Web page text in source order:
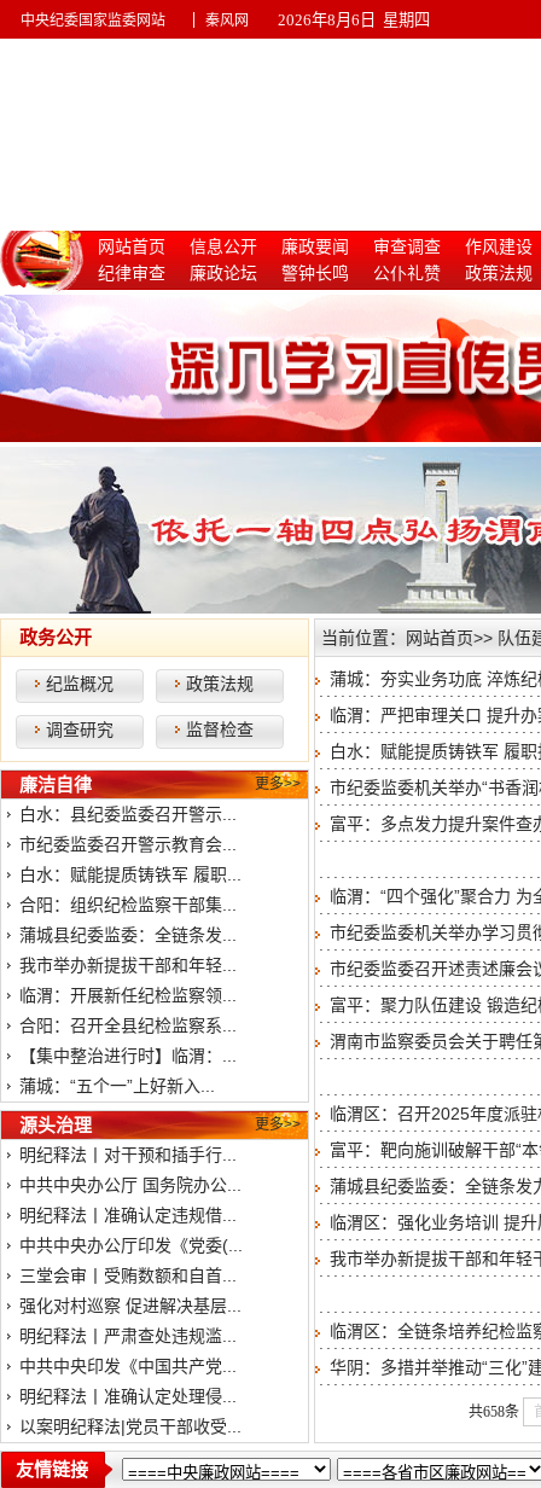
中央纪委国家监委网站 秦风网 2026年8月6日 星期四
网站首页 信息公开 廉政要闻 审查调查
作风建设
纪律审查
廉政论坛 警钟长鸣 公仆礼赞
政策法规
政务公开
纪监概况 政策法规
调查研究 监督检查
更多>>
廉洁自律
白水：县纪委监委召开警示...
市纪委监委召开警示教育会...
白水：赋能提质铸铁军 履职...
合阳：组织纪检监察干部集...
蒲城县纪委监委：全链条发...
我市举办新提拔干部和年轻...
临渭：开展新任纪检监察领...
合阳：召开全县纪检监察系...
【集中整治进行时】临渭：...
蒲城：“五个一”上好新入...
更多>>
源头治理
明纪释法丨对干预和插手行...
中共中央办公厅 国务院办公...
明纪释法丨准确认定违规借...
中共中央办公厅印发《党委(...
三堂会审丨受贿数额和自首...
强化对村巡察 促进解决基层...
明纪释法丨严肃查处违规滥...
中共中央印发《中国共产党...
明纪释法丨准确认定处理侵...
以案明纪释法|党员干部收受...
当前位置： 网站首页>> 队伍
蒲城：夯实业务功底 淬炼
临渭：严把审理关口 提升
白水：赋能提质铸铁军 履
市纪委监委机关举办“书香
富平：多点发力提升案件查
临渭：“四个强化”聚合力
市纪委监委机关举办学习贯
市纪委监委召开述责述廉会
富平：聚力队伍建设 锻造
渭南市监察委员会关于聘任
临渭区：召开2025年度派
富平：靶向施训破解干部“
蒲城县纪委监委：全链条发
临渭区：强化业务培训 提
我市举办新提拔干部和年轻
临渭区：全链条培养纪检监
华阴：多措并举推动“三化”
共658条
友情链接